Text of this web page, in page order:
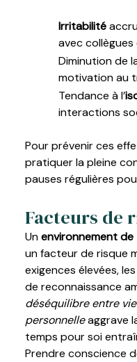
Irritabilité
avec
Diminution de
motivation au
Tendance à l’
interactions
Pour prévenir ces
pratiquer la pleine
pauses régulières
Facteurs de
Unenvironnement
un facteur de risque
exigences élevées,
de reconnaissance
déséquilibre entre
personnelleaggrave
temps pour soi
Prendre conscience